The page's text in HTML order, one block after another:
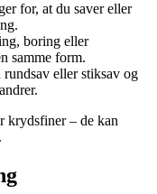
for, at du saver eller
boring eller
samme form.
eller stiksav og
krydsfiner – de kan